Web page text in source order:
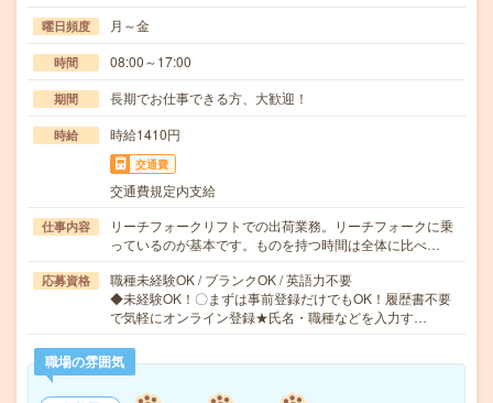
曜日頻度 月～金
時間 08:00～17:00
期間 長期でお仕事できる方、大歓迎！
時給 時給1410円
交通費
交通費規定内支給
仕事内容
リーチフォークリフトでの出荷業務。リーチフォークに乗
っているのが基本です。ものを持つ時間は全体に比べ…
応募資格
職種未経験OK / ブランクOK / 英語力不要
◆未経験OK！〇まずは事前登録だけでもOK！履歴書不要
で気軽にオンライン登録★氏名・職種などを入力す…
職場の雰囲気